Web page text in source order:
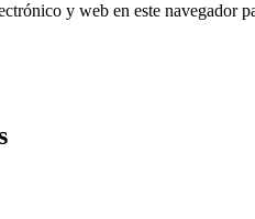
y web en este navegador